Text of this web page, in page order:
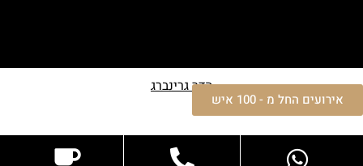
אירועים החל מ - 100 איש
הדר גרינברג
שיווק וקריאייטיב